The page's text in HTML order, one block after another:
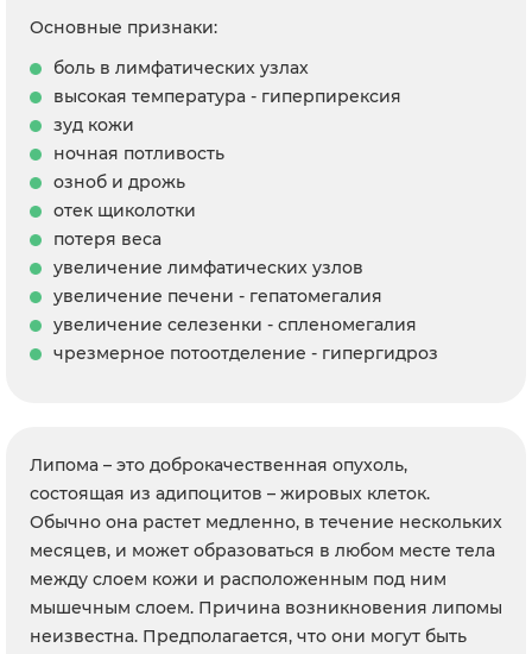
Основные признаки:
боль в лимфатических узлах
высокая температура - гиперпирексия
зуд кожи
ночная потливость
озноб и дрожь
отек щиколотки
потеря веса
увеличение лимфатических узлов
увеличение печени - гепатомегалия
увеличение селезенки - спленомегалия
чрезмерное потоотделение - гипергидроз
Липома – это доброкачественная опухоль,
состоящая из адипоцитов – жировых клеток.
Обычно она растет медленно, в течение нескольких
месяцев, и может образоваться в любом месте тела
между слоем кожи и расположенным под ним
мышечным слоем. Причина возникновения липомы
неизвестна. Предполагается, что они могут быть